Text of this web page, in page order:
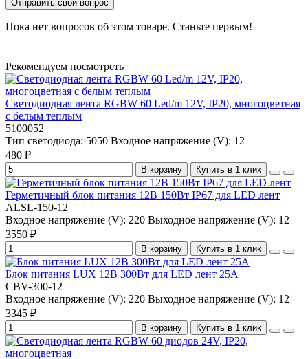
Отправить свой вопрос
Пока нет вопросов об этом товаре. Станьте первым!
Рекомендуем посмотреть
Светодиодная лента RGBW 60 Led/m 12V, IP20, многоцветная
с белым теплым
5100052
Тип светодиода: 5050 Входное напряжение (V): 12
480 ₽
В корзину Купить в 1 клик
Герметичный блок питания 12В 150Вт IP67 для LED лент
ALSL-150-12
Входное напряжение (V): 220 Выходное напряжение (V): 12
3550 ₽
В корзину Купить в 1 клик
Блок питания LUX 12В 300Вт для LED лент 25А
CBV-300-12
Входное напряжение (V): 220 Выходное напряжение (V): 12
3345 ₽
В корзину Купить в 1 клик